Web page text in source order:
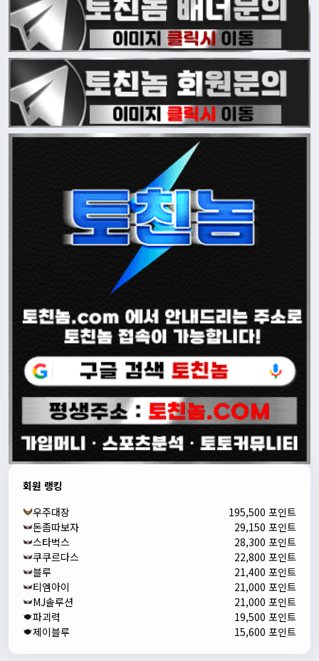
회원 랭킹
우주대장
195,500 포인트
돈좀따보자
29,150 포인트
스타벅스
28,300 포인트
쿠쿠르다스
22,800 포인트
블루
21,400 포인트
티엠아이
21,000 포인트
MJ솔루션
21,000 포인트
파괴력
19,500 포인트
제이블루
15,600 포인트